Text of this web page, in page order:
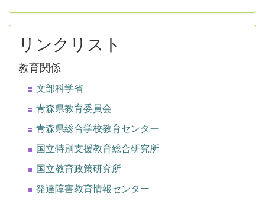
リンクリスト
教育関係
文部科学省
青森県教育委員会
青森県総合学校教育センター
国立特別支援教育総合研究所
国立教育政策研究所
発達障害教育情報センター